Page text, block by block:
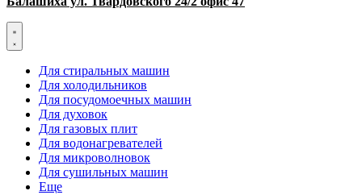
Для стиральных машин
Для холодильников
Для посудомоечных машин
Для духовок
Для газовых плит
Для водонагревателей
Для микроволновок
Для сушильных машин
Еще